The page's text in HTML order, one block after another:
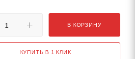
В КОРЗИНУ
КУПИТЬ В 1 КЛИК